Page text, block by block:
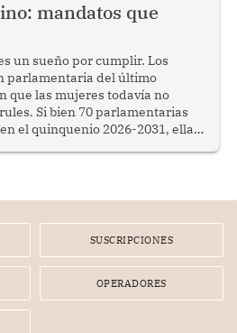
mandatos que
un sueño por cumplir. Los
parlamentaria del último
que las mujeres todavía no
Si bien 70 parlamentarias
el quinquenio 2026-2031, ellas
SUSCRIPCIONES
OPERADORES